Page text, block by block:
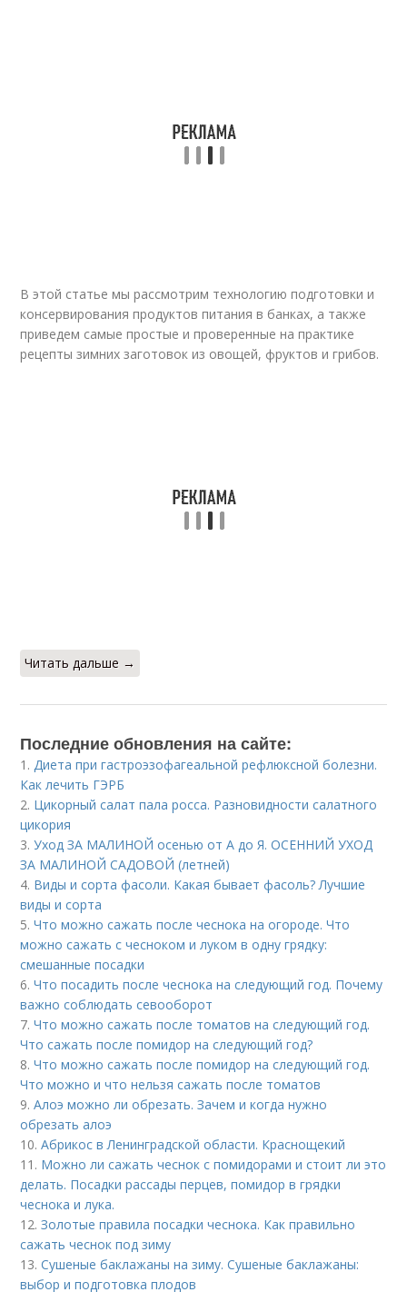
В этой статье мы рассмотрим технологию подготовки и
консервирования продуктов питания в банках, а также
приведем самые простые и проверенные на практике
рецепты зимних заготовок из овощей, фруктов и грибов.
Читать дальше →
Последние обновления на сайте:
1.Диета при гастроэзофагеальной рефлюксной болезни.
Как лечить ГЭРБ
2. Цикорный салат пала росса. Разновидности салатного
цикория
3.Уход ЗА МАЛИНОЙ осенью от А до Я. ОСЕННИЙ УХОД
ЗА МАЛИНОЙ САДОВОЙ (летней)
4. Виды и сорта фасоли. Какая бывает фасоль? Лучшие
виды и сорта
5.Что можно сажать после чеснока на огороде. Что
можно сажать с чесноком и луком в одну грядку:
смешанные посадки
6.Что посадить после чеснока на следующий год. Почему
важно соблюдать севооборот
7.Что можно сажать после томатов на следующий год.
Что сажать после помидор на следующий год?
8.Что можно сажать после помидор на следующий год.
Что можно и что нельзя сажать после томатов
9.Алоэ можно ли обрезать. Зачем и когда нужно
обрезать алоэ
10.Абрикос в Ленинградской области. Краснощекий
11. Можно ли сажать чеснок с помидорами и стоит ли это
делать. Посадки рассады перцев, помидор в грядки
чеснока и лука.
12.Золотые правила посадки чеснока. Как правильно
сажать чеснок под зиму
13.Сушеные баклажаны на зиму. Сушеные баклажаны:
выбор и подготовка плодов